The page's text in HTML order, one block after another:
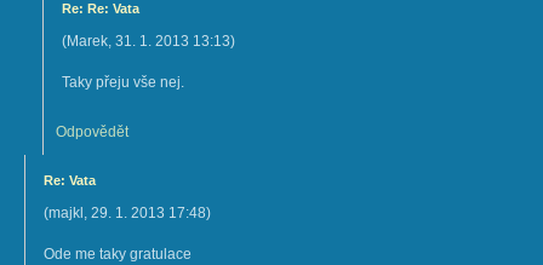
Re: Re: Vata
(Marek, 31. 1. 2013 13:13)
Taky přeju vše nej.
Odpovědět
Re: Vata
(majkl , 29. 1. 2013 17:48)
Ode me taky gratulace